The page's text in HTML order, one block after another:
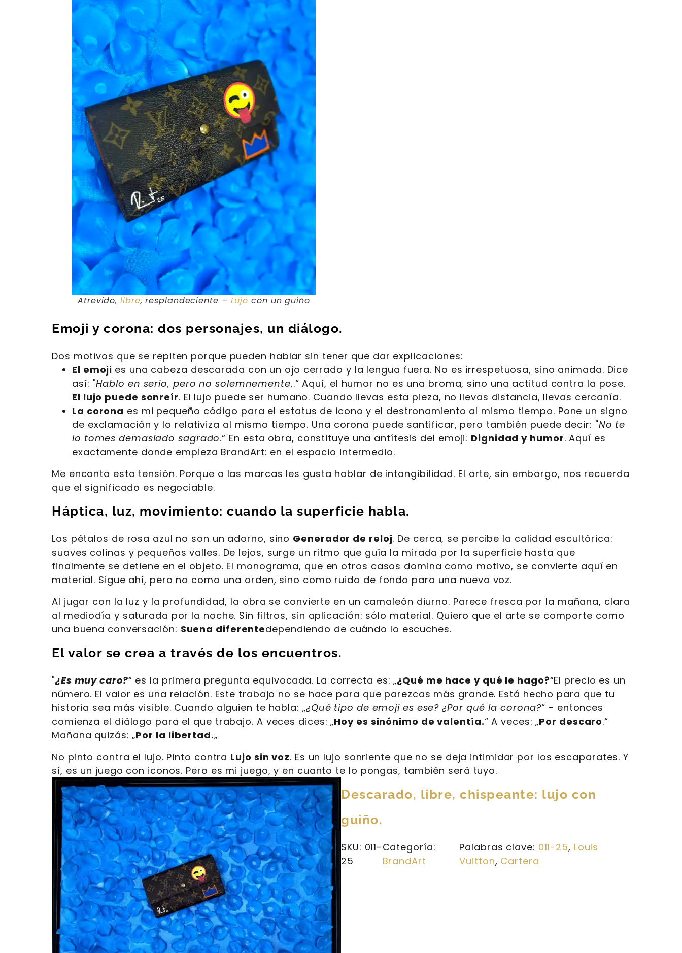
Atrevido,libre, resplandeciente – Lujo con un guiño
Emoji y corona: dos personajes, un diálogo.
Dos motivos que se repiten porque pueden hablar sin tener que dar explicaciones:
El emoji es una cabeza descarada con un ojo cerrado y la lengua fuera. No es irrespetuosa, sino animada. Dice
así: "Hablo en serio, pero no solemnemente..“ Aquí, el humor no es una broma, sino una actitud contra la pose.
El lujo puede sonreír. El lujo puede ser humano. Cuando llevas esta pieza, no llevas distancia, llevas cercanía.
La corona es mi pequeño código para el estatus de icono y el destronamiento al mismo tiempo. Pone un signo
de exclamación y lo relativiza al mismo tiempo. Una corona puede santificar, pero también puede decir: "No te
lo tomes demasiado sagrado.“ En esta obra, constituye una antítesis del emoji: Dignidad y humor. Aquí es
exactamente donde empieza BrandArt: en el espacio intermedio.
Me encanta esta tensión. Porque a las marcas les gusta hablar de intangibilidad. El arte, sin embargo, nos recuerda
que el significado es negociable.
Háptica, luz, movimiento: cuando la superficie habla.
Los pétalos de rosa azul no son un adorno, sino Generador de reloj. De cerca, se percibe la calidad escultórica:
suaves colinas y pequeños valles. De lejos, surge un ritmo que guía la mirada por la superficie hasta que
finalmente se detiene en el objeto. El monograma, que en otros casos domina como motivo, se convierte aquí en
material. Sigue ahí, pero no como una orden, sino como ruido de fondo para una nueva voz.
Al jugar con la luz y la profundidad, la obra se convierte en un camaleón diurno. Parece fresca por la mañana, clara
al mediodía y saturada por la noche. Sin filtros, sin aplicación: sólo material. Quiero que el arte se comporte como
una buena conversación: Suena diferentedependiendo de cuándo lo escuches.
El valor se crea a través de los encuentros.
"¿Es muy caro?“ es la primera pregunta equivocada. La correcta es: „¿Qué me hace y qué le hago?“El precio es un
número. El valor es una relación. Este trabajo no se hace para que parezcas más grande. Está hecho para que tu
historia sea más visible. Cuando alguien te habla: „¿Qué tipo de emoji es ese? ¿Por qué la corona?“ - entonces
comienza el diálogo para el que trabajo. A veces dices: „Hoy es sinónimo de valentía.“ A veces: „Por descaro.“
Mañana quizás: „Por la libertad.„
No pinto contra el lujo. Pinto contra Lujo sin voz. Es un lujo sonriente que no se deja intimidar por los escaparates. Y
sí, es un juego con iconos. Pero es mi juego, y en cuanto te lo pongas, también será tuyo.
Descarado, libre, chispeante: lujo con
guiño.
SKU: 011-
25
Categoría:
BrandArt
Palabras clave: 011-25, Louis
Vuitton, Cartera